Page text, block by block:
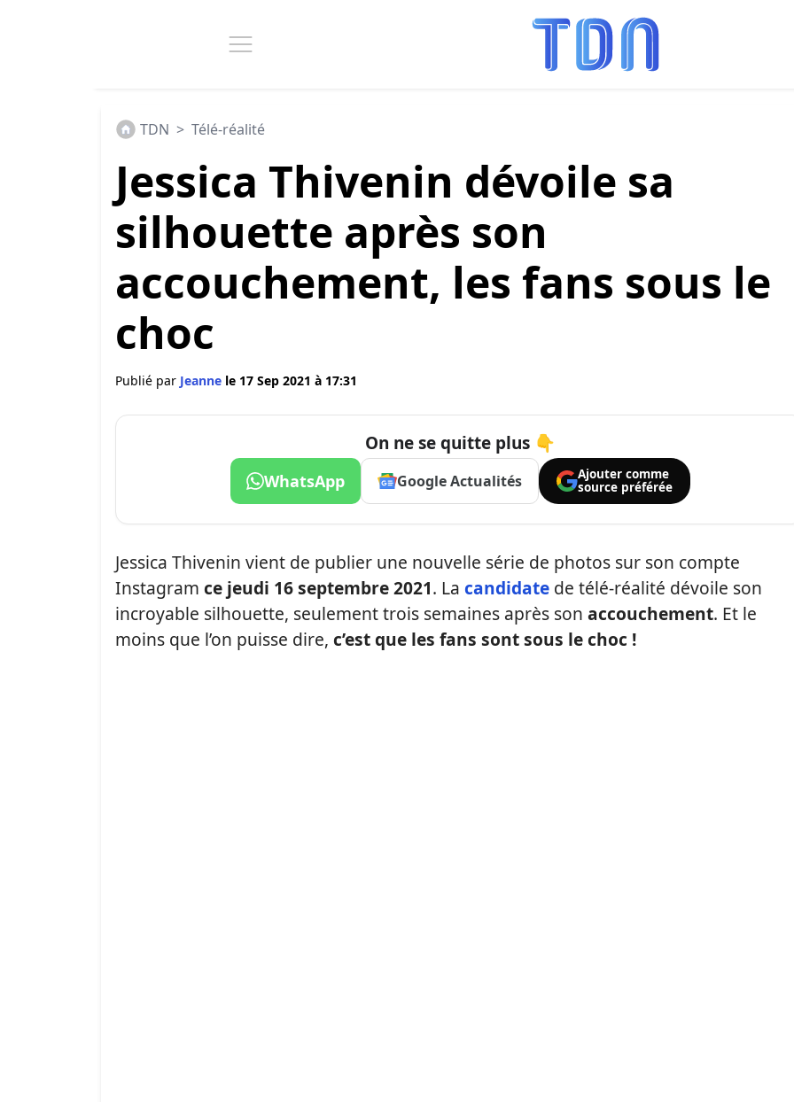
TDN > Télé-réalité
Jessica Thivenin dévoile sa
silhouette après son
accouchement, les fans sous le
choc
Publié par Jeanne le 17 Sep 2021 à 17:31
On ne se quitte plus 👇
WhatsApp Google Actualités
Ajouter comme
source préférée
Jessica Thivenin vient de publier une nouvelle série de photos sur son compte
Instagram ce jeudi 16 septembre 2021. La candidate de télé-réalité dévoile son
incroyable silhouette, seulement trois semaines après son accouchement. Et le
moins que l’on puisse dire, c’est que les fans sont sous le choc !